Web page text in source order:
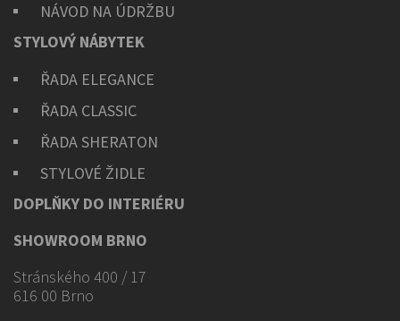
NÁVOD NA ÚDRŽBU
STYLOVÝ NÁBYTEK
ŘADA ELEGANCE
ŘADA CLASSIC
ŘADA SHERATON
STYLOVÉ ŽIDLE
DOPLŇKY DO INTERIÉRU
SHOWROOM BRNO
Stránského 400 / 17
616 00 Brno